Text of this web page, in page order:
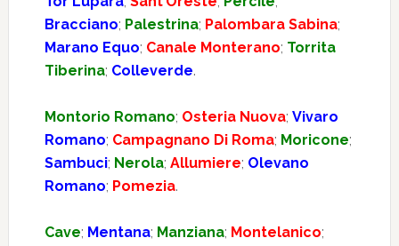
Bracciano; Palestrina; Palombara Sabina;
Marano Equo; Canale Monterano; Torrita
Tiberina; Colleverde.
Montorio Romano; Osteria Nuova; Vivaro
Romano; Campagnano Di Roma; Moricone;
Sambuci; Nerola; Allumiere; Olevano
Romano; Pomezia.
Cave; Mentana; Manziana; Montelanico;